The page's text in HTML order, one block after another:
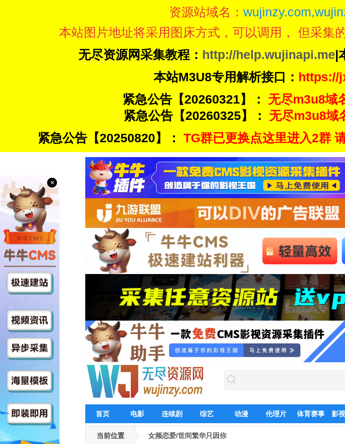
资源站域名：
本站图片地址将采用图床方式，可以调用， 但采集
无尽资源网采集教程： http://help.wujinapi.me|
本站M3U8专用解析接口： https://
紧急公告【20260321】：
无尽m3u8域
紧急公告【20260325】：
无尽m3u8域
紧急公告【20250820】：
TG群已更换点这里进入2群
首页 电影 连续剧 综艺 动漫 伦理片 体育赛事 影
当前位置 女频恋爱/世间繁华只因你
×